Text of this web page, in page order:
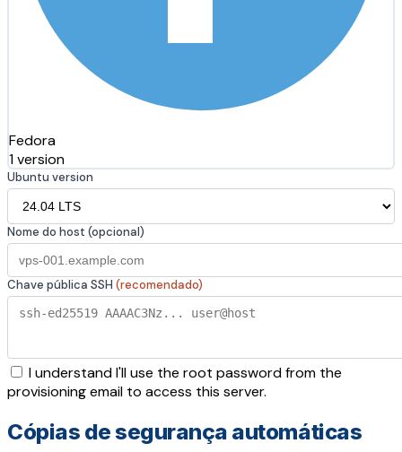
Fedora
1 version
Ubuntu version
Nome do host (opcional)
Chave pública SSH (recomendado)
I understand I'll use the root password from the
provisioning email to access this server.
Cópias de segurança automáticas